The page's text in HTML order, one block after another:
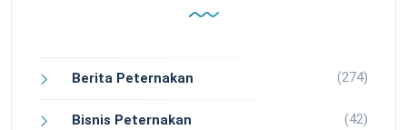
Berita Peternakan (274)
Bisnis Peternakan (42)